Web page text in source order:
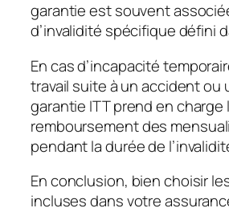
garantie est souvent
d’invalidité spécifique défini
En cas d’incapacité
travail suite à un accident ou
garantie ITT prend en charge
remboursement des
pendant la durée de
En conclusion, bien choisir
incluses dans votre